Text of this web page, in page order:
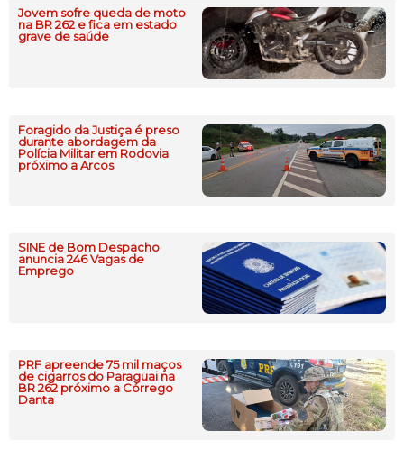
Jovem sofre queda de moto
na BR 262 e fica em estado
grave de saúde
Foragido da Justiça é preso
durante abordagem da
Polícia Militar em Rodovia
próximo a Arcos
SINE de Bom Despacho
anuncia 246 Vagas de
Emprego
PRF apreende 75 mil maços
de cigarros do Paraguai na
BR 262 próximo a Córrego
Danta